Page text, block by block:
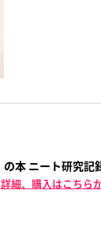
の本 ニート研究記
細、購入はこちら